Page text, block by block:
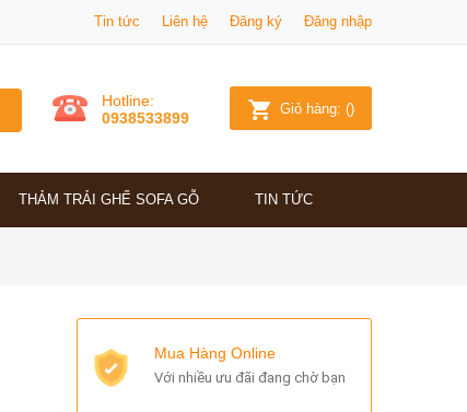
Tin tức Liên hệ Đăng ký Đăng nhập
Hotline:
0938533899
Giỏ hàng: ()
THẢM TRẢI GHẾ SOFA GỖ TIN TỨC
Mua Hàng Online
Với nhiều ưu đãi đang chờ bạn